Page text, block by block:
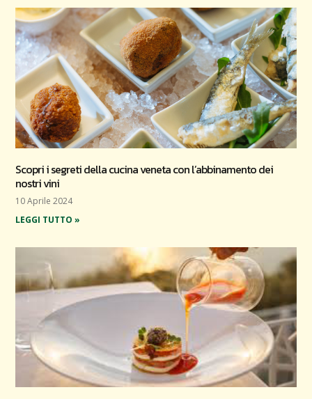
Scopri i segreti della cucina veneta con l’abbinamento dei
nostri vini
10 Aprile 2024
LEGGI TUTTO »